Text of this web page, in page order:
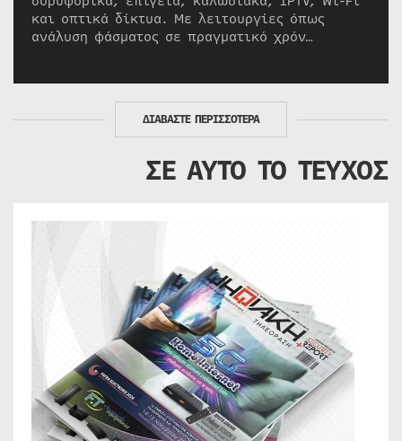
και οπτικά δίκτυα. Με λειτουργίες όπως
ανάλυση φάσματος σε πραγματικό χρόν…
ΔΙΑΒΑΣΤΕ ΠΕΡΙΣΣΟΤΕΡΑ
ΣΕ ΑΥΤΟ ΤΟ ΤΕΥΧΟΣ